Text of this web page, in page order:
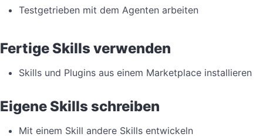
Testgetrieben mit dem Agenten arbeiten
Fertige Skills verwenden
Skills und Plugins aus einem Marketplace installieren
Eigene Skills schreiben
Mit einem Skill andere Skills entwickeln